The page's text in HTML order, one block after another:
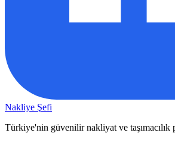
Nakliye Şefi
Türkiye'nin güvenilir nakliyat ve taşımacılık